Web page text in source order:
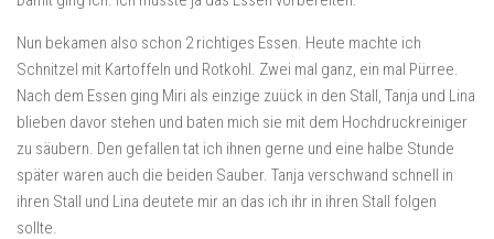
Nun bekamen also schon 2 richtiges Essen. Heute machte ich
Schnitzel mit Kartoffeln und Rotkohl. Zwei mal ganz, ein mal Pürree.
Nach dem Essen ging Miri als einzige zuück in den Stall, Tanja und Lina
blieben davor stehen und baten mich sie mit dem Hochdruckreiniger
zu säubern. Den gefallen tat ich ihnen gerne und eine halbe Stunde
später waren auch die beiden Sauber. Tanja verschwand schnell in
ihren Stall und Lina deutete mir an das ich ihr in ihren Stall folgen
sollte.